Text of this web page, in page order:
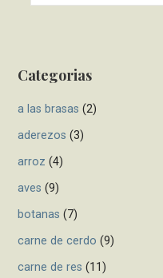
g
n
h
o
r
Categorias
a las brasas (2)
aderezos (3)
arroz (4)
aves (9)
botanas (7)
carne de cerdo (9)
carne de res (11)